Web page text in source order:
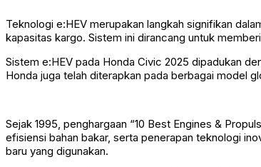
Teknologi e:HEV merupakan langkah signifikan
kapasitas kargo. Sistem ini dirancang untuk
Sistem e:HEV pada Honda Civic 2025 dipadukan
Honda juga telah diterapkan pada berbagai model
Sejak 1995, penghargaan “10 Best Engines &
efisiensi bahan bakar, serta penerapan teknologi
baru yang digunakan.